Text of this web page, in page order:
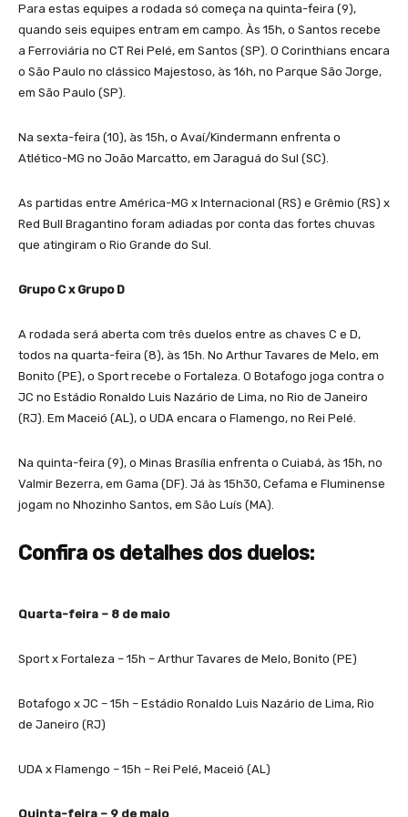
Para estas equipes a rodada só começa na quinta-feira (9),
quando seis equipes entram em campo. Às 15h, o Santos recebe
a Ferroviária no CT Rei Pelé, em Santos (SP). O Corinthians encara
o São Paulo no clássico Majestoso, às 16h, no Parque São Jorge,
em São Paulo (SP).
Na sexta-feira (10), às 15h, o Avaí/Kindermann enfrenta o
Atlético-MG no João Marcatto, em Jaraguá do Sul (SC).
As partidas entre América-MG x Internacional (RS) e Grêmio (RS) x
Red Bull Bragantino foram adiadas por conta das fortes chuvas
que atingiram o Rio Grande do Sul.
Grupo C x Grupo D
A rodada será aberta com três duelos entre as chaves C e D,
todos na quarta-feira (8), às 15h. No Arthur Tavares de Melo, em
Bonito (PE), o Sport recebe o Fortaleza. O Botafogo joga contra o
JC no Estádio Ronaldo Luis Nazário de Lima, no Rio de Janeiro
(RJ). Em Maceió (AL), o UDA encara o Flamengo, no Rei Pelé.
Na quinta-feira (9), o Minas Brasília enfrenta o Cuiabá, às 15h, no
Valmir Bezerra, em Gama (DF). Já às 15h30, Cefama e Fluminense
jogam no Nhozinho Santos, em São Luís (MA).
Confira os detalhes dos duelos:
Quarta-feira – 8 de maio
Sport x Fortaleza – 15h – Arthur Tavares de Melo, Bonito (PE)
Botafogo x JC – 15h – Estádio Ronaldo Luis Nazário de Lima, Rio
de Janeiro (RJ)
UDA x Flamengo – 15h – Rei Pelé, Maceió (AL)
Quinta-feira – 9 de maio